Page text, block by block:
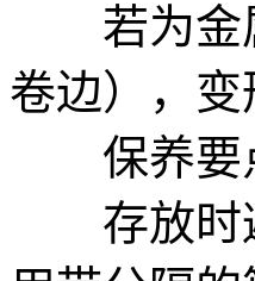
若为金属
卷边），
保养要
存放时避